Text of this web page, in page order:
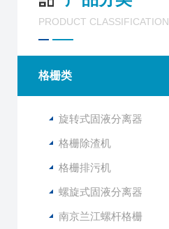
PRODUCT CLASSIFICATION
格栅类
旋转式固液分离器
格栅除渣机
格栅排污机
螺旋式固液分离器
南京兰江螺杆格栅